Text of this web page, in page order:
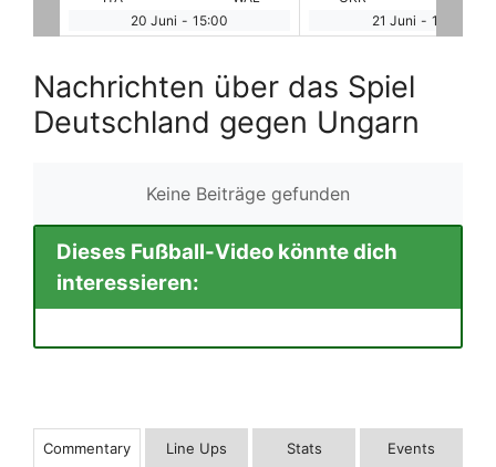
21 Juni - 15:00
21 Juni - 15:00
Nachrichten über das Spiel
Deutschland gegen Ungarn
Keine Beiträge gefunden
Dieses Fußball-Video könnte dich
interessieren:
Commentary Line Ups Stats Events